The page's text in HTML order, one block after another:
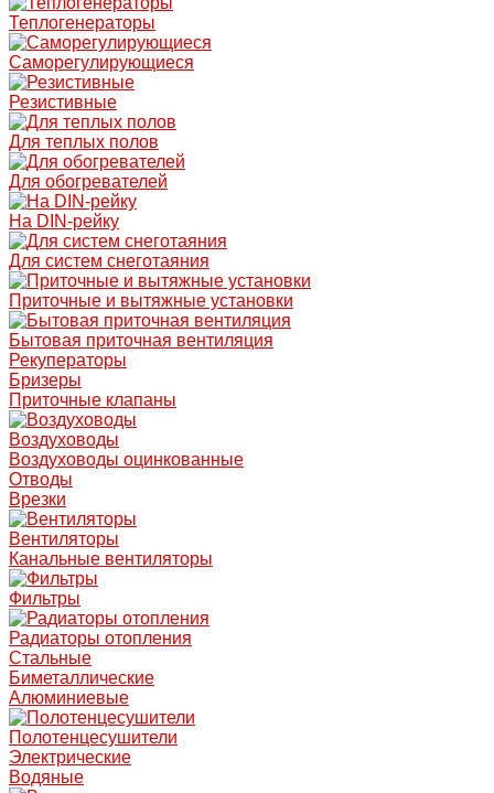
Теплогенераторы
Саморегулирующиеся
Резистивные
Для теплых полов
Для обогревателей
На DIN-рейку
Для систем снеготаяния
Приточные и вытяжные установки
Бытовая приточная вентиляция
Рекуператоры
Бризеры
Приточные клапаны
Воздуховоды
Воздуховоды оцинкованные
Отводы
Врезки
Вентиляторы
Канальные вентиляторы
Фильтры
Радиаторы отопления
Стальные
Биметаллические
Алюминиевые
Полотенцесушители
Электрические
Водяные